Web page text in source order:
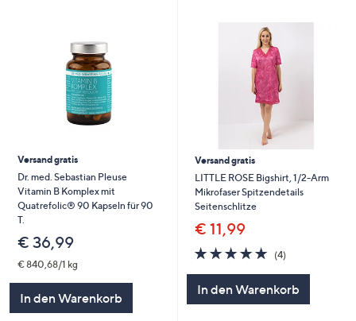
Versand gratis
Dr. med. Sebastian Pleuse
Vitamin B Komplex mit
Quatrefolic® 90 Kapseln für 90
T.
€ 36,99
€ 840,68/1 kg
In den Warenkorb
Versand gratis
LITTLE ROSE Bigshirt, 1/2-Arm
Mikrofaser Spitzendetails
Seitenschlitze
€ 11,99
5.0
von
(4)4
In den Warenkorb